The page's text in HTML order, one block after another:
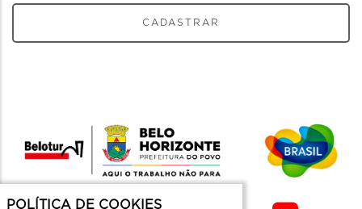
CADASTRAR
POLÍTICA DE COOKIES